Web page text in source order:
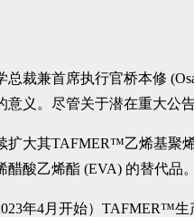
总裁兼首席执行官桥本修
意义。尽管关于潜在重大公
扩大其TAFMER™乙烯基聚
醋酸乙烯酯 (EVA) 的替代品。
年4月开始）TAFMER™